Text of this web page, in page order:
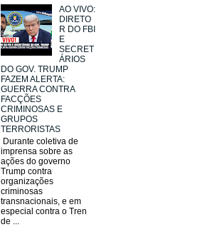
AO VIVO:
DIRETO
R DO FBI
E
SECRET
ÁRIOS
DO GOV. TRUMP
FAZEM ALERTA:
GUERRA CONTRA
FACÇÕES
CRIMINOSAS E
GRUPOS
TERRORISTAS
Durante coletiva de
imprensa sobre as
ações do governo
Trump contra
organizações
criminosas
transnacionais, e em
especial contra o Tren
de ...